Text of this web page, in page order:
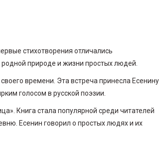
стихотворения отличались
природе и жизни простых людей.
времени. Эта встреча принесла Есенину
голосом в русской поэзии.
Книга стала популярной среди читателей
Есенин говорил о простых людях и их